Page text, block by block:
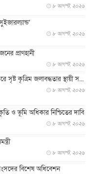
৮ আগস্ট, ২০২৬
৮ আগস্ট, ২০২৬
প্রাণহানী
৮ আগস্ট, ২০২৬
সৃষ্ট কৃত্রিম জলাবদ্ধতার স্থায়ী স...
৮ আগস্ট, ২০২৬
ও ভূমি অধিকার নিশ্চিতের দাবি
৮ আগস্ট, ২০২৬
৮ আগস্ট, ২০২৬
সংসদের বিশেষ অধিবেশন